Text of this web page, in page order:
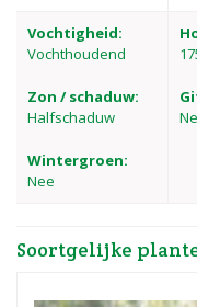
Vochtigheid:
Vochthoudend
Zon / schaduw:
Halfschaduw
Wintergroen:
Nee
Soortgelijke